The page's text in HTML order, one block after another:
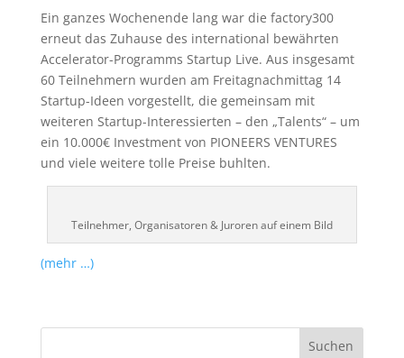
Ein ganzes Wochenende lang war die factory300
erneut das Zuhause des international bewährten
Accelerator-Programms Startup Live. Aus insgesamt
60 Teilnehmern wurden am Freitagnachmittag 14
Startup-Ideen vorgestellt, die gemeinsam mit
weiteren Startup-Interessierten – den „Talents“ – um
ein 10.000€ Investment von PIONEERS VENTURES
und viele weitere tolle Preise buhlten.
Teilnehmer, Organisatoren & Juroren auf einem Bild
(mehr …)
Suchen